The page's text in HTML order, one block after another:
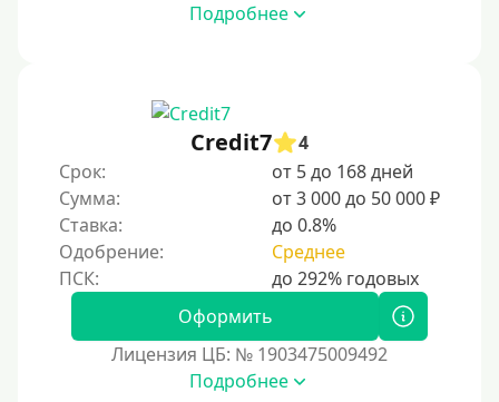
Не выходя из дома
Без посещения офиса
В офисе
В ломбарде
Роботы займов
Перевод денег на карту через Telegram
Без списания средств с вашей карты
Денежным переводом
Подробнее
Credit7
4
Срок:
от 5 до 168 дней
Сумма:
от 3 000 до 50 000 ₽
Ставка:
до 0.8%
Одобрение:
Среднее
Оформить
Лицензия ЦБ: № 1903475009492
Подробнее